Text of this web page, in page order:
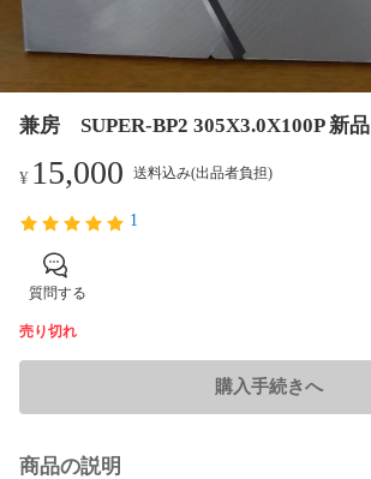
兼房 SUPER-BP2 305X3.0X100P 新品
¥ 15,000 送料込み(出品者負担)
1
質問する
売り切れ
購入手続きへ
商品の説明